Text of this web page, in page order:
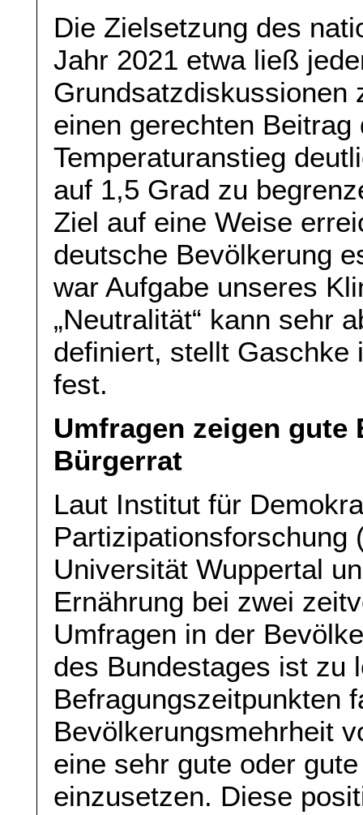
Die Zielsetzung des
Jahr 2021 etwa ließ
Grundsatzdiskussionen
einen gerechten
Temperaturanstieg
auf 1,5 Grad zu
Ziel auf eine Weise
deutsche Bevölkerung
war Aufgabe unseres
„Neutralität“ kann sehr
definiert, stellt Gaschke
fest.
Umfragen zeigen
Bürgerrat
Laut Institut für
Partizipationsforschung
Universität Wuppertal
Ernährung bei zwei
Umfragen in der
des Bundestages ist zu
Befragungszeitpunkten
Bevölkerungsmehrheit
eine sehr gute oder
einzusetzen. Diese